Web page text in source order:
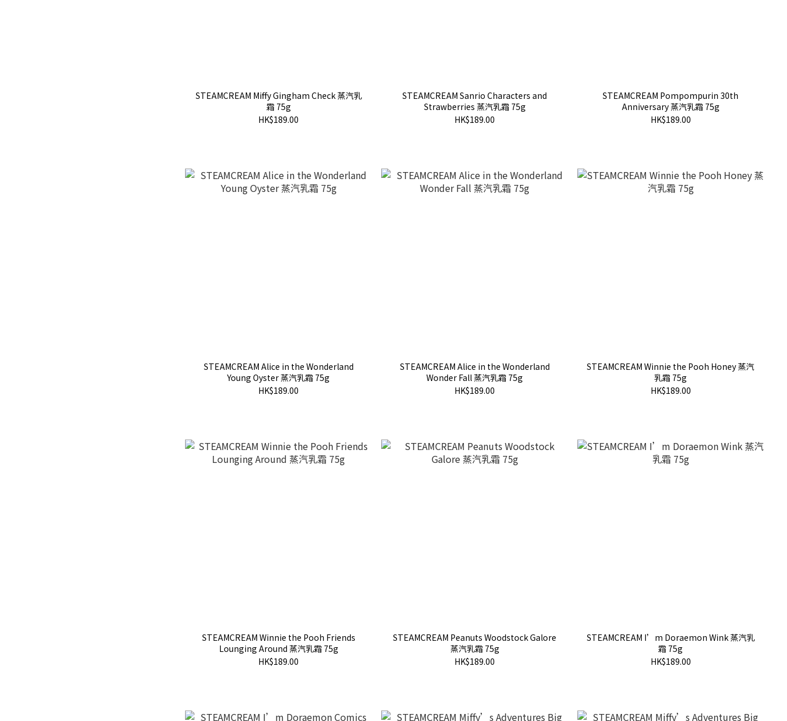
STEAMCREAM Miffy Gingham Check 蒸汽乳
霜 75g
HK$189.00
STEAMCREAM Sanrio Characters and
Strawberries 蒸汽乳霜 75g
HK$189.00
STEAMCREAM Pompompurin 30th
Anniversary 蒸汽乳霜 75g
HK$189.00
STEAMCREAM Alice in the Wonderland
Young Oyster 蒸汽乳霜 75g
HK$189.00
STEAMCREAM Alice in the Wonderland
Wonder Fall 蒸汽乳霜 75g
HK$189.00
STEAMCREAM Winnie the Pooh Honey 蒸汽
乳霜 75g
HK$189.00
STEAMCREAM Winnie the Pooh Friends
Lounging Around 蒸汽乳霜 75g
HK$189.00
STEAMCREAM Peanuts Woodstock Galore
蒸汽乳霜 75g
HK$189.00
STEAMCREAM I’m Doraemon Wink 蒸汽乳
霜 75g
HK$189.00